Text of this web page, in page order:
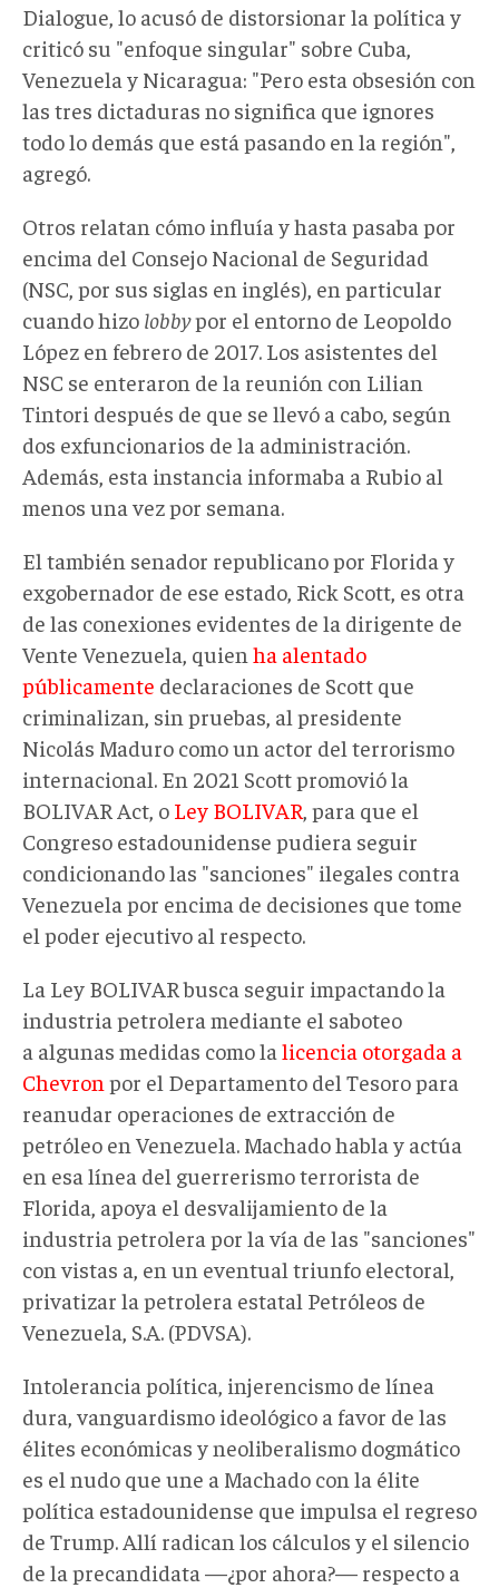
Dialogue, lo acusó de distorsionar la política y
criticó su "enfoque singular" sobre Cuba,
Venezuela y Nicaragua: "Pero esta obsesión con
las tres dictaduras no significa que ignores
todo lo demás que está pasando en la región",
agregó.
Otros relatan cómo influía y hasta pasaba por
encima del Consejo Nacional de Seguridad
(NSC, por sus siglas en inglés), en particular
cuando hizo lobbypor el entorno de Leopoldo
López en febrero de 2017. Los asistentes del
NSC se enteraron de la reunión con Lilian
Tintori después de que se llevó a cabo, según
dos exfuncionarios de la administración.
Además, esta instancia informaba a Rubio al
menos una vez por semana.
El también senador republicano por Florida y
exgobernador de ese estado, Rick Scott, es otra
de las conexiones evidentes de la dirigente de
Vente Venezuela, quien ha alentado
públicamente declaraciones de Scott que
criminalizan, sin pruebas, al presidente
Nicolás Maduro como un actor del terrorismo
internacional. En 2021 Scott promovió la
BOLIVAR Act, o Ley BOLIVAR, para que el
Congreso estadounidense pudiera seguir
condicionando las "sanciones" ilegales contra
Venezuela por encima de decisiones que tome
el poder ejecutivo al respecto.
La Ley BOLIVAR busca seguir impactando la
industria petrolera mediante el saboteo
a algunas medidas como la licencia otorgada a
Chevron por el Departamento del Tesoro para
reanudar operaciones de extracción de
petróleo en Venezuela. Machado habla y actúa
en esa línea del guerrerismo terrorista de
Florida, apoya el desvalijamiento de la
industria petrolera por la vía de las "sanciones"
con vistas a, en un eventual triunfo electoral,
privatizar la petrolera estatal Petróleos de
Venezuela, S.A. (PDVSA).
Intolerancia política, injerencismo de línea
dura, vanguardismo ideológico a favor de las
élites económicas y neoliberalismo dogmático
es el nudo que une a Machado con la élite
política estadounidense que impulsa el regreso
de Trump. Allí radican los cálculos y el silencio
de la precandidata —¿por ahora?— respecto a